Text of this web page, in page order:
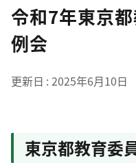
令和7年東京
例会
更新日 2025年6月10日
東京都教育委